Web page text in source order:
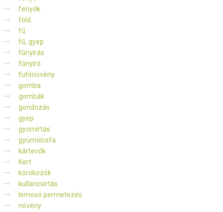
fenyők
föld
fű
fű, gyep
fűnyírás
fűnyíró
futónövény
gomba
gombák
gondozás
gyep
gyomírtás
gyümölcsfa
kártevők
Kert
kórokozók
kullancsirtás
lemosó permetezés
növény